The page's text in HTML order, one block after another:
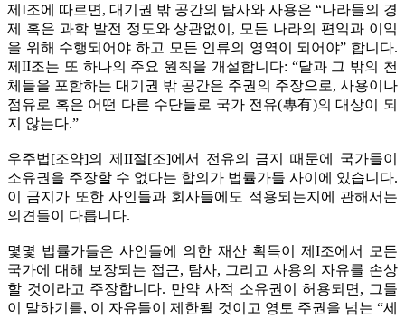
제I조에 따르면, 대기권 밖 공간의 탐사와 사용은 “나라들의 경
제 혹은 과학 발전 정도와 상관없이, 모든 나라의 편익과 이익
을 위해 수행되어야 하고 모든 인류의 영역이 되어야” 합니다.
제II조는 또 하나의 주요 원칙을 개설합니다: “달과 그 밖의 천
체들을 포함하는 대기권 밖 공간은 주권의 주장으로, 사용이나
점유로 혹은 어떤 다른 수단들로 국가 전유(專有)의 대상이 되
지 않는다.”
우주법[조약]의 제II절[조]에서 전유의 금지 때문에 국가들이
소유권을 주장할 수 없다는 합의가 법률가들 사이에 있습니다.
이 금지가 또한 사인들과 회사들에도 적용되는지에 관해서는
의견들이 다릅니다.
몇몇 법률가들은 사인들에 의한 재산 획득이 제I조에서 모든
국가에 대해 보장되는 접근, 탐사, 그리고 사용의 자유를 손상
할 것이라고 주장합니다. 만약 사적 소유권이 허용되면, 그들
이 말하기를, 이 자유들이 제한될 것이고 영토 주권을 넘는 “세